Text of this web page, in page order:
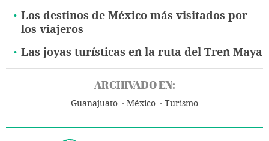
Los destinos de México más visitados por
los viajeros
Las joyas turísticas en la ruta del Tren Maya
ARCHIVADO EN:
Guanajuato México Turismo